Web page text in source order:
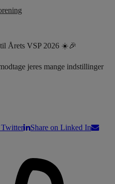
Årets VSP 2026 ☀️🎉
jeres mange indstillinger
Twitter
Share on Linked In